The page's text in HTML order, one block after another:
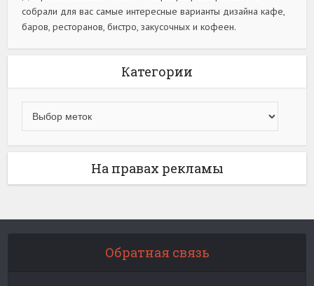
собрали для вас самые интересные варианты дизайна кафе,
баров, ресторанов, бистро, закусочных и кофеен.
Категории
На правах рекламы
Обратная связь